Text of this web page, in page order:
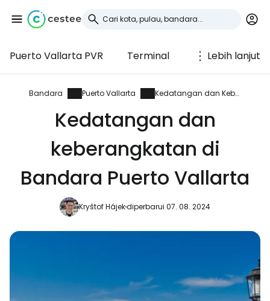
Puerto Vallarta PVR Terminal Lebih lanjut
Bandara Puerto Vallarta Kedatangan dan Keberangkatan
Kedatangan dan
keberangkatan di
Bandara Puerto Vallarta
Kryštof Hájekdiperbarui 07. 08. 2024
Masuk ke Cestee
... komunitas perjalanan di seluruh dunia
Lanjutkan dengan Google
Lanjutkan dengan Facebook
Lanjutkan dengan email